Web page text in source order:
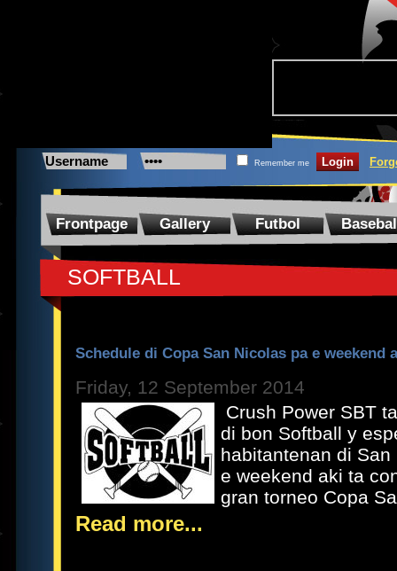
Remember me
Frontpage Gallery Futbol
SOFTBALL
Schedule di Copa San Nicolas pa e weekend
Friday, 12 September 2014
Crush Power SBT
di bon Softball y
habitantenan di
e weekend aki ta
gran torneo Copa
Read more...